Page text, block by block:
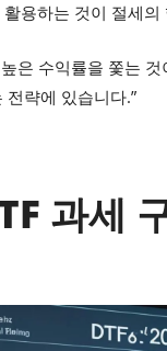
용하는 것이 절세의
은 수익률을 쫓는
략에 있습니다.”
과세